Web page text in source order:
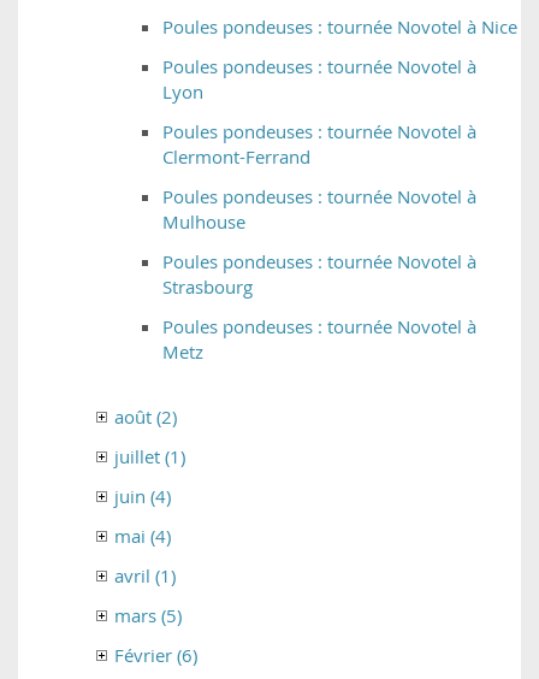
Poules pondeuses : tournée Novotel à Nice
Poules pondeuses : tournée Novotel à
Lyon
Poules pondeuses : tournée Novotel à
Clermont-Ferrand
Poules pondeuses : tournée Novotel à
Mulhouse
Poules pondeuses : tournée Novotel à
Strasbourg
Poules pondeuses : tournée Novotel à
Metz
août (2)
juillet (1)
juin (4)
mai (4)
avril (1)
mars (5)
Février (6)